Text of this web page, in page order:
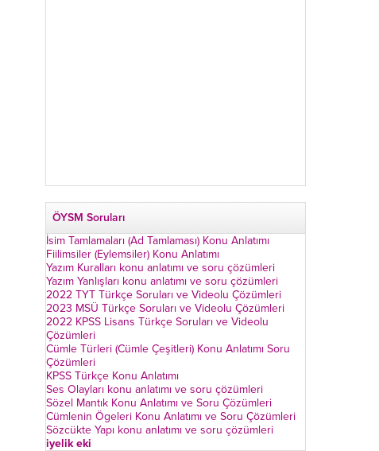
ÖYSM Soruları
İsim Tamlamaları (Ad Tamlaması) Konu Anlatımı
Fiilimsiler (Eylemsiler) Konu Anlatımı
Yazım Kuralları konu anlatımı ve soru çözümleri
Yazım Yanlışları konu anlatımı ve soru çözümleri
2022 TYT Türkçe Soruları ve Videolu Çözümleri
2023 MSÜ Türkçe Soruları ve Videolu Çözümleri
2022 KPSS Lisans Türkçe Soruları ve Videolu
Çözümleri
Cümle Türleri (Cümle Çeşitleri) Konu Anlatımı Soru
Çözümleri
KPSS Türkçe Konu Anlatımı
Ses Olayları konu anlatımı ve soru çözümleri
Sözel Mantık Konu Anlatımı ve Soru Çözümleri
Cümlenin Ögeleri Konu Anlatımı ve Soru Çözümleri
Sözcükte Yapı konu anlatımı ve soru çözümleri
iyelik eki